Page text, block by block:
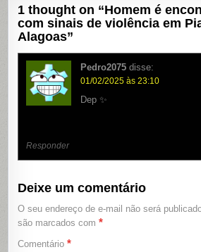
1 thought on “Homem é
com sinais de violência em
Alagoas”
Pedro2075 disse:
01/02/2025 às 23:10
Dep ✨
Responder
Deixe um comentário
O seu endereço de e-mail não será
são marcados com*
Comentário*